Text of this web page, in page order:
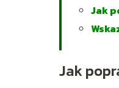
Jak
Jak